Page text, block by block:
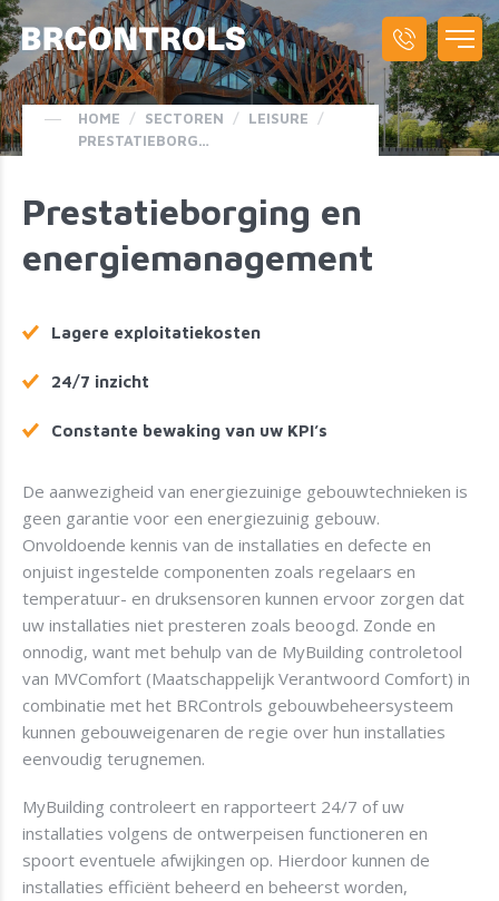
HOME / SECTOREN / LEISURE /
PRESTATIEBORGING EN ENERGIEMANAGEMENT
Prestatieborging en
energiemanagement
Lagere exploitatiekosten
24/7 inzicht
Constante bewaking van uw KPI’s
De aanwezigheid van energiezuinige gebouwtechnieken is
geen garantie voor een energiezuinig gebouw.
Onvoldoende kennis van de installaties en defecte en
onjuist ingestelde componenten zoals regelaars en
temperatuur- en druksensoren kunnen ervoor zorgen dat
uw installaties niet presteren zoals beoogd. Zonde en
onnodig, want met behulp van de MyBuilding controletool
van MVComfort (Maatschappelijk Verantwoord Comfort) in
combinatie met het BRControls gebouwbeheersysteem
kunnen gebouweigenaren de regie over hun installaties
eenvoudig terugnemen.
MyBuilding controleert en rapporteert 24/7 of uw
installaties volgens de ontwerpeisen functioneren en
spoort eventuele afwijkingen op. Hierdoor kunnen de
installaties efficiënt beheerd en beheerst worden,